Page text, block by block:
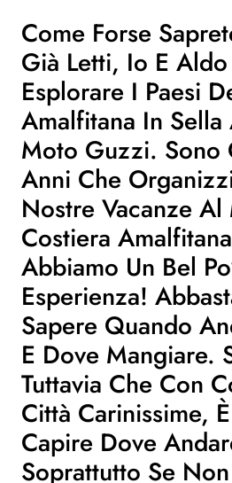
Come Forse
Già Letti, Io E
Esplorare I Paesi
Amalfitana In
Moto Guzzi. Sono
Anni Che
NostreVacanze
Costiera Amalfitana
Abbiamo Un Bel
Esperienza!
Sapere Quando
E Dove Mangiare.
Tuttavia Che Con
Città Carinissime,
Capire Dove
Soprattutto Se